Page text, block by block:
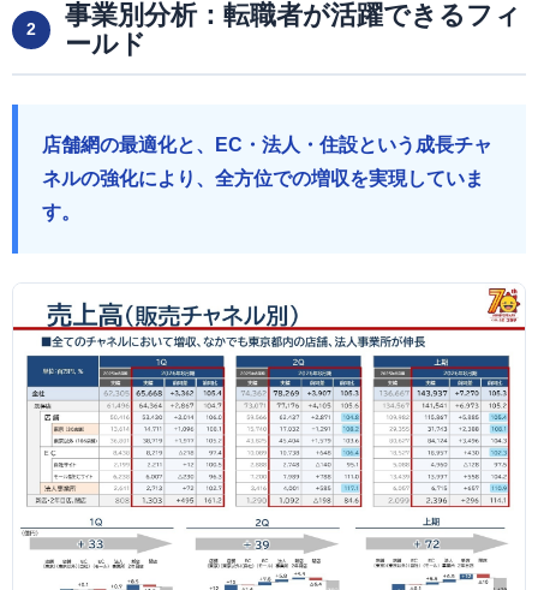
2
事業別分析：転職者が活躍できるフィ
ールド
店舗網の最適化と、EC・法人・住設という成長チャ
ネルの強化により、全方位での増収を実現していま
す。